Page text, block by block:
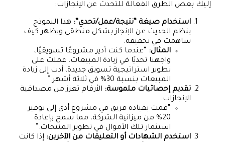
إليك بعض الطرق الفعالة للتحدث عن الإنجازات:
استخدام صيغة “نتيجة/عمل/تحدي”: هذا النموذج
ينظم الحديث عن الإنجاز بشكل منطقي ويظهر كيف
ساهمت في تحقيقه.
المثال:
“عندما كنت أدير مشروعًا تسويقيًا،
واجهنا تحديًا في زيادة المبيعات. عملت على
تطوير استراتيجية تسويق جديدة، أدت إلى زيادة
المبيعات بنسبة 30% في ثلاثة أشهر.”
تقديم إحصائيات ملموسة: الأرقام تعزز من مصداقية
الإنجازات.
“قمت بقيادة فريق في مشروع أدى إلى توفير
20% من ميزانية الشركة، مما سمح بإعادة
استثمار تلك الأموال في تطوير المنتجات.”
استخدم الشهادات أو التعليقات من الآخرين: إذا كانت